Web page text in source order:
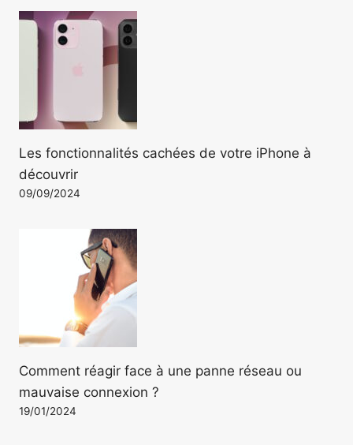
Les fonctionnalités cachées de votre iPhone à
découvrir
09/09/2024
Comment réagir face à une panne réseau ou
mauvaise connexion ?
19/01/2024